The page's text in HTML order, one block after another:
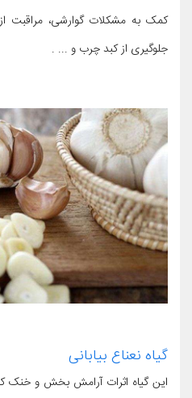
کمک به مشکلات گوارشی، مراقبت
جلوگیری از کبد چرب و ... .
گیاه نعناع بیابانی
این گیاه اثرات آرامش بخش و خنک